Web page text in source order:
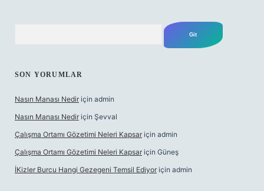
SON YORUMLAR
Nasın Manası Nedir için admin
Nasın Manası Nedir için Şevval
Çalışma Ortamı Gözetimi Neleri Kapsar için admin
Çalışma Ortamı Gözetimi Neleri Kapsar için Güneş
İKizler Burcu Hangi Gezegeni Temsil Ediyor için admin